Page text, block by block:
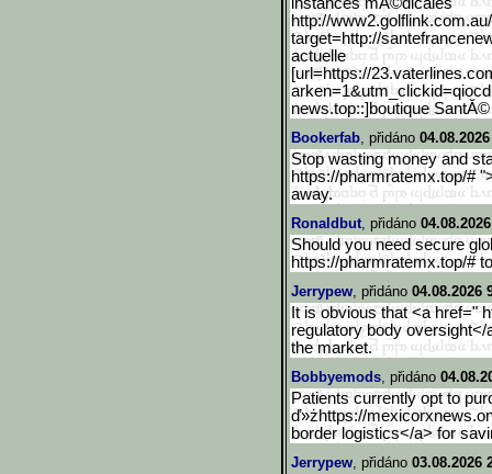
http://www2.golflink.com.
target=http://
actuelle
[url=https://23.vaterline
news.top::]boutique
Bookerfab, přidáno
Stop wasting money and
https://pharmratemx.top/#
away.
Ronaldbut, přidáno
Should you need secure
https://pharmratemx.top/#
Jerrypew, přidáno 04.08.2026
It is obvious that <a href="
regulatory body
the market.
Bobbyemods, přidáno
Patients currently opt to
ď»żhttps://
border logistics</a> for
Jerrypew, přidáno 03.08.2026